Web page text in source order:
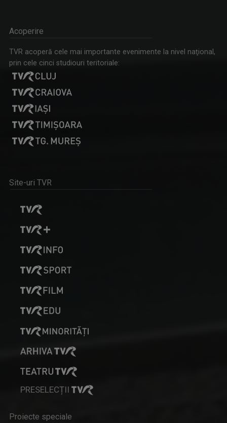
FAMILION
Magazin de familie și divertisment
Dezbatere pe teme economice
Din 2022 a revenit la TVR Iaşi unde realizează ...
OVIDIU MIHĂIUC
Prezintă emisiunea "Educația la Zi" și ...
Acoperire
TVR acoperă cele mai importante evenimente la nivel naţional,
prin cele cinci studiouri teritoriale:
Site-uri TVR
PRESELECȚII
Proiecte speciale